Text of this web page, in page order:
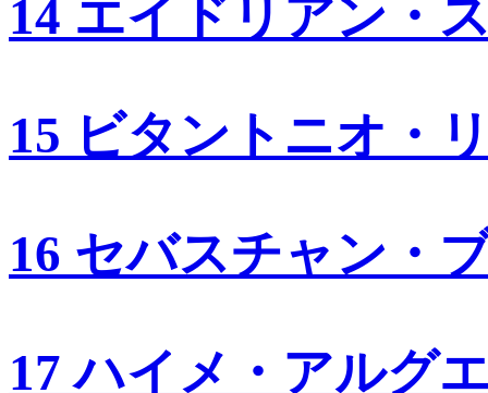
14 エイドリアン・
15 ビタントニオ・
16 セバスチャン・
17 ハイメ・アルグ